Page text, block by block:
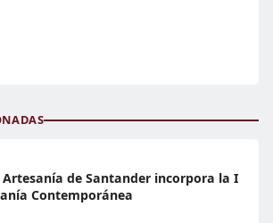
Artesanía de Santander incorpora la I
Contemporánea